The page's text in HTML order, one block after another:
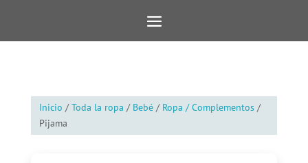
Inicio /Toda la ropa / Bebé/ Ropa / Complementos/
Pijama